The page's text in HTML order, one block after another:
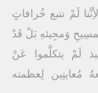
( 2بط 1 : 12 – 21 ) [ لأِنَّنا لَمْ نتبع خُرافاتٍ
وَمجِيئهِ بَلْ قَدْ
لَمْ يتكلَّموا عَنْ
مُعاينِين لِعظمته